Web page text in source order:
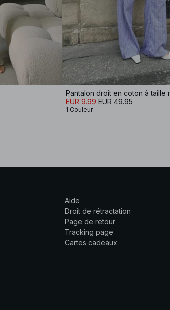
Pantalon droit en coton à taille
EUR 9.99 EUR 49.95
1 Couleur
Aide
Droit de rétractation
Page de retour
Tracking page
Cartes cadeaux